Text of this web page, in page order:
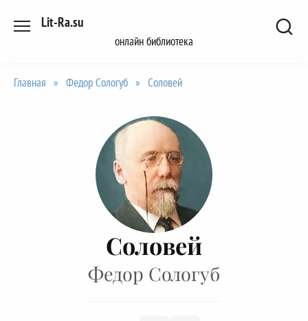
Lit-Ra.su
онлайн библиотека
Главная » Федор Сологуб » Соловей
Соловей
Федор Сологуб